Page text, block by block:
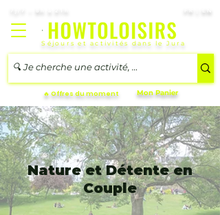
FR | EN
Séjours et activités dans le Jura
Mon Panier
🔥 Offres du moment
Nature et Détente en
Couple